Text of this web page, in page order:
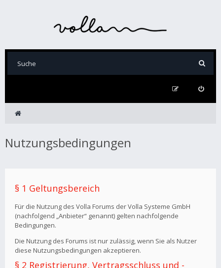
Nutzungsbedingungen
§ 1 Geltungsbereich
Für die Nutzung des Volla Forums der Volla Systeme GmbH
(nachfolgend „Anbieter“ genannt) gelten nachfolgende
Bedingungen.
Die Nutzung des Forums ist nur zulässig, wenn Sie als Nutzer
diese Nutzungsbedingungen akzeptieren.
§ 2 Registrierung, Vertragsschluss und -